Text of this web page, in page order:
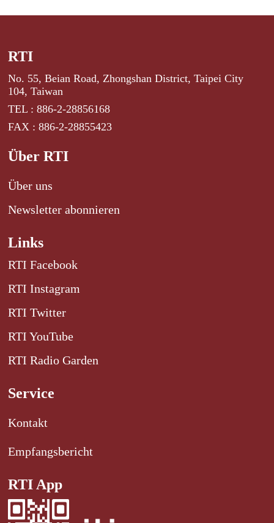
RTI
No. 55, Beian Road, Zhongshan District, Taipei City
104, Taiwan
TEL : 886-2-28856168
FAX : 886-2-28855423
Über RTI
Über uns
Newsletter abonnieren
Links
RTI Facebook
RTI Instagram
RTI Twitter
RTI YouTube
RTI Radio Garden
Service
Kontakt
Empfangsbericht
RTI App